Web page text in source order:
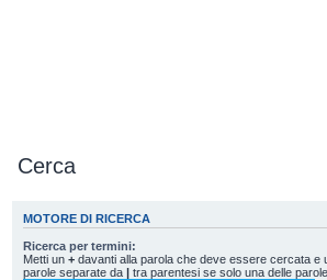
Cerca
MOTORE DI RICERCA
Ricerca per termini:
Metti un + davanti alla parola che deve essere cercata e
parole separate da | tra parentesi se solo una delle